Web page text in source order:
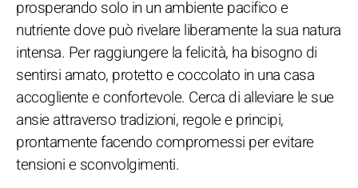
prosperando solo in un ambiente pacifico e
nutriente dove può rivelare liberamente la sua natura
intensa. Per raggiungere la felicità, ha bisogno di
sentirsi amato, protetto e coccolato in una casa
accogliente e confortevole. Cerca di alleviare le sue
ansie attraverso tradizioni, regole e principi,
prontamente facendo compromessi per evitare
tensioni e sconvolgimenti.